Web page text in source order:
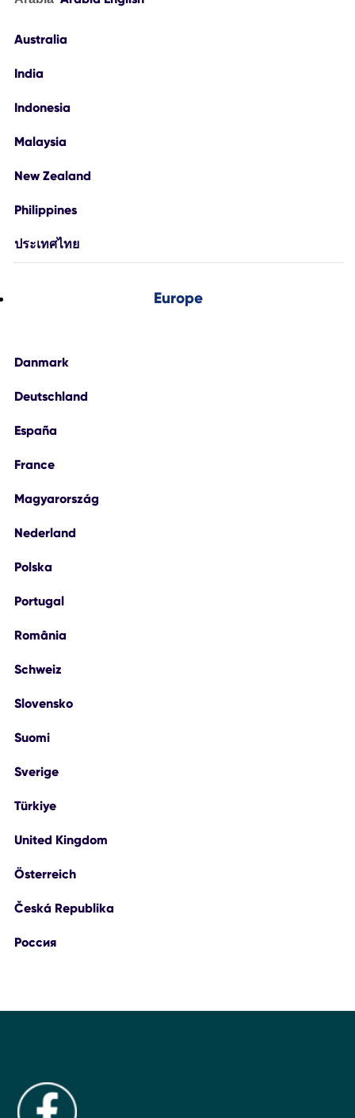
Australia
India
Indonesia
Malaysia
New Zealand
Philippines
ประเทศไทย
Europe
Danmark
Deutschland
España
France
Magyarország
Nederland
Polska
Portugal
România
Schweiz
Slovensko
Suomi
Sverige
Türkiye
United Kingdom
Österreich
Česká Republika
Россия